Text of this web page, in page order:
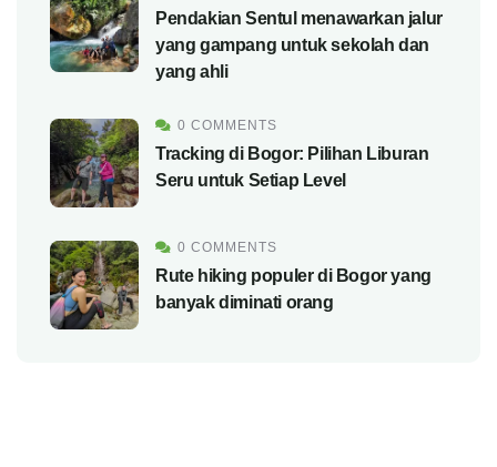
Pendakian Sentul menawarkan jalur
yang gampang untuk sekolah dan
yang ahli
0 COMMENTS
Tracking di Bogor: Pilihan Liburan
Seru untuk Setiap Level
0 COMMENTS
Rute hiking populer di Bogor yang
banyak diminati orang